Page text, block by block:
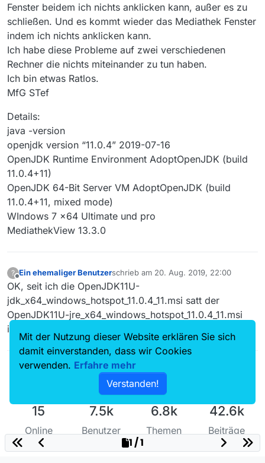
Fenster beidem ich nichts anklicken kann, außer es zu
schließen. Und es kommt wieder das Mediathek Fenster
indem ich nichts anklicken kann.
Ich habe diese Probleme auf zwei verschiedenen
Rechner die nichts miteinander zu tun haben.
Ich bin etwas Ratlos.
MfG STef
Details:
java -version
openjdk version “11.0.4” 2019-07-16
OpenJDK Runtime Environment AdoptOpenJDK (build
11.0.4+11)
OpenJDK 64-Bit Server VM AdoptOpenJDK (build
11.0.4+11, mixed mode)
WIndows 7 x64 Ultimate und pro
MediathekView 13.3.0
?
Offline
Ein ehemaliger Benutzerschrieb am 20. Aug. 2019, 22:00
zuletzt editiert von
OK, seit ich die OpenJDK11U-
jdk_x64_windows_hotspot_11.0.4_11.msi satt der
OpenJDK11U-jre_x64_windows_hotspot_11.0.4_11.msi
installiert habe, geht alles wieder.
15
Online
7.5k
Benutzer
6.8k
Themen
42.6k
Beiträge
1 / 1
Mit der Nutzung dieser Website erklären Sie sich
damit einverstanden, dass wir Cookies
verwenden. Erfahre mehr
Verstanden!